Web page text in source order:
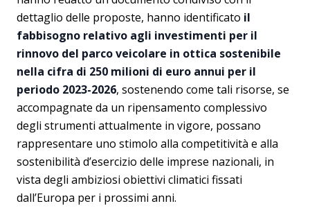
dettaglio delle proposte, hanno identificato il
fabbisogno relativo agli investimenti per il
rinnovo del parco veicolare in ottica sostenibile
nella cifra di 250 milioni di euro annui per il
periodo 2023-2026, sostenendo come tali risorse, se
accompagnate da un ripensamento complessivo
degli strumenti attualmente in vigore, possano
rappresentare uno stimolo alla competitività e alla
sostenibilità d’esercizio delle imprese nazionali, in
vista degli ambiziosi obiettivi climatici fissati
dall’Europa per i prossimi anni.